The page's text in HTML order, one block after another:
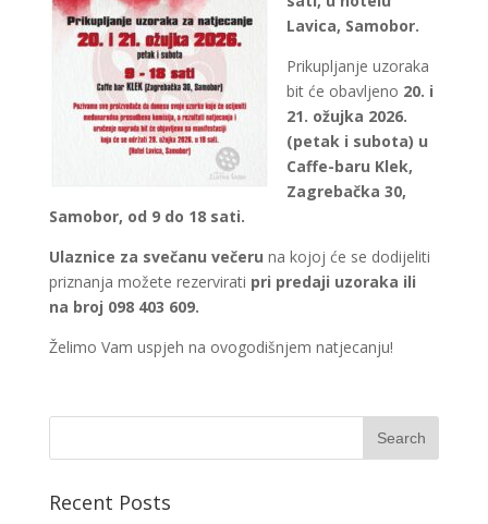
Lavica, Samobor.
Prikupljanje uzoraka
bit će obavljeno 20. i
21. ožujka 2026.
(petak i subota) u
Caffe-baru Klek,
Zagrebačka 30,
Samobor, od 9 do 18 sati.
Ulaznice za svečanu večeru na kojoj će se dodijeliti
priznanja možete rezervirati pri predaji uzoraka ili
na broj 098 403 609.
Želimo Vam uspjeh na ovogodišnjem natjecanju!
Recent Posts